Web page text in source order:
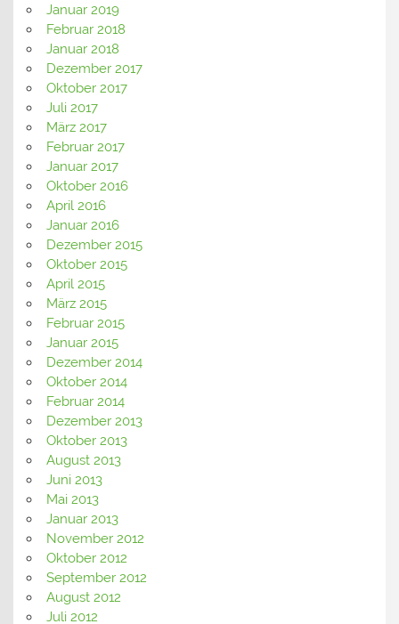
Januar 2019
Februar 2018
Januar 2018
Dezember 2017
Oktober 2017
Juli 2017
März 2017
Februar 2017
Januar 2017
Oktober 2016
April 2016
Januar 2016
Dezember 2015
Oktober 2015
April 2015
März 2015
Februar 2015
Januar 2015
Dezember 2014
Oktober 2014
Februar 2014
Dezember 2013
Oktober 2013
August 2013
Juni 2013
Mai 2013
Januar 2013
November 2012
Oktober 2012
September 2012
August 2012
Juli 2012